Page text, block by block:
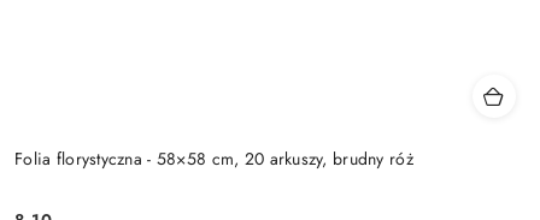
Folia florystyczna - 58×58 cm, 20 arkuszy, brudny róż